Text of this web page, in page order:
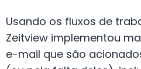
Usando os fluxos de
Zeitview implementou
e-mail que são